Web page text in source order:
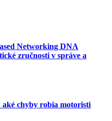
Networking DNA
zručnosti v správe a
chyby robia motoristi